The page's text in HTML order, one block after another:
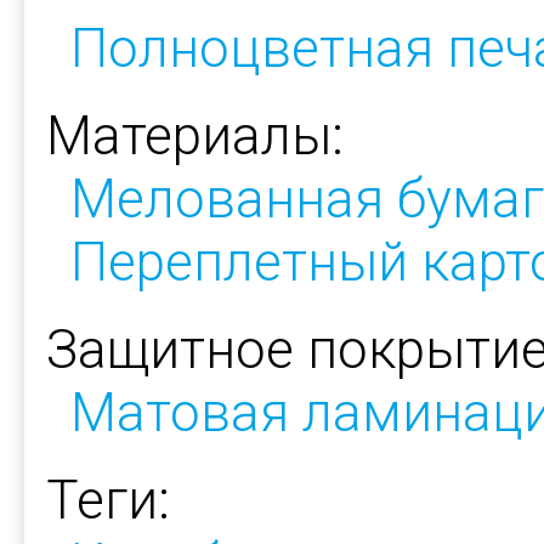
Полноцветная
Материалы:
Мелованная
Переплетный
Защитное
Матовая
Теги: